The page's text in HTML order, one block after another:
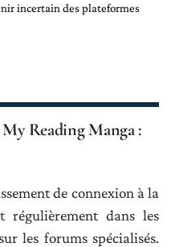
incertain des plateformes
Reading Manga :
de connexion à la
régulièrement dans les
les forums spécialisés.